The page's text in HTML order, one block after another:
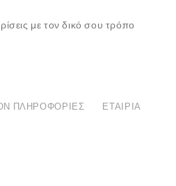
με τον δικό σου τρόπο
ΠΛΗΡΟΦΟΡΊΕΣ ΕΤΑΙΡΊΑ